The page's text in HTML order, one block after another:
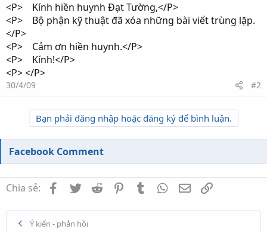
<P> Kính hiền huynh Đạt Tường,</P>
<P> Bộ phận kỹ thuật đã xóa những bài viết trùng lặp.
</P>
<P> Cảm ơn hiền huynh.</P>
<P> Kính!</P>
<P> </P>
30/4/09 #2
Bạn phải đăng nhập hoặc đăng ký để bình luận.
Facebook Comment
Chia sẻ: Facebook
TwitterReddit PinterestTumblrWhatsApp
Email
Ý kiến - phản hồi